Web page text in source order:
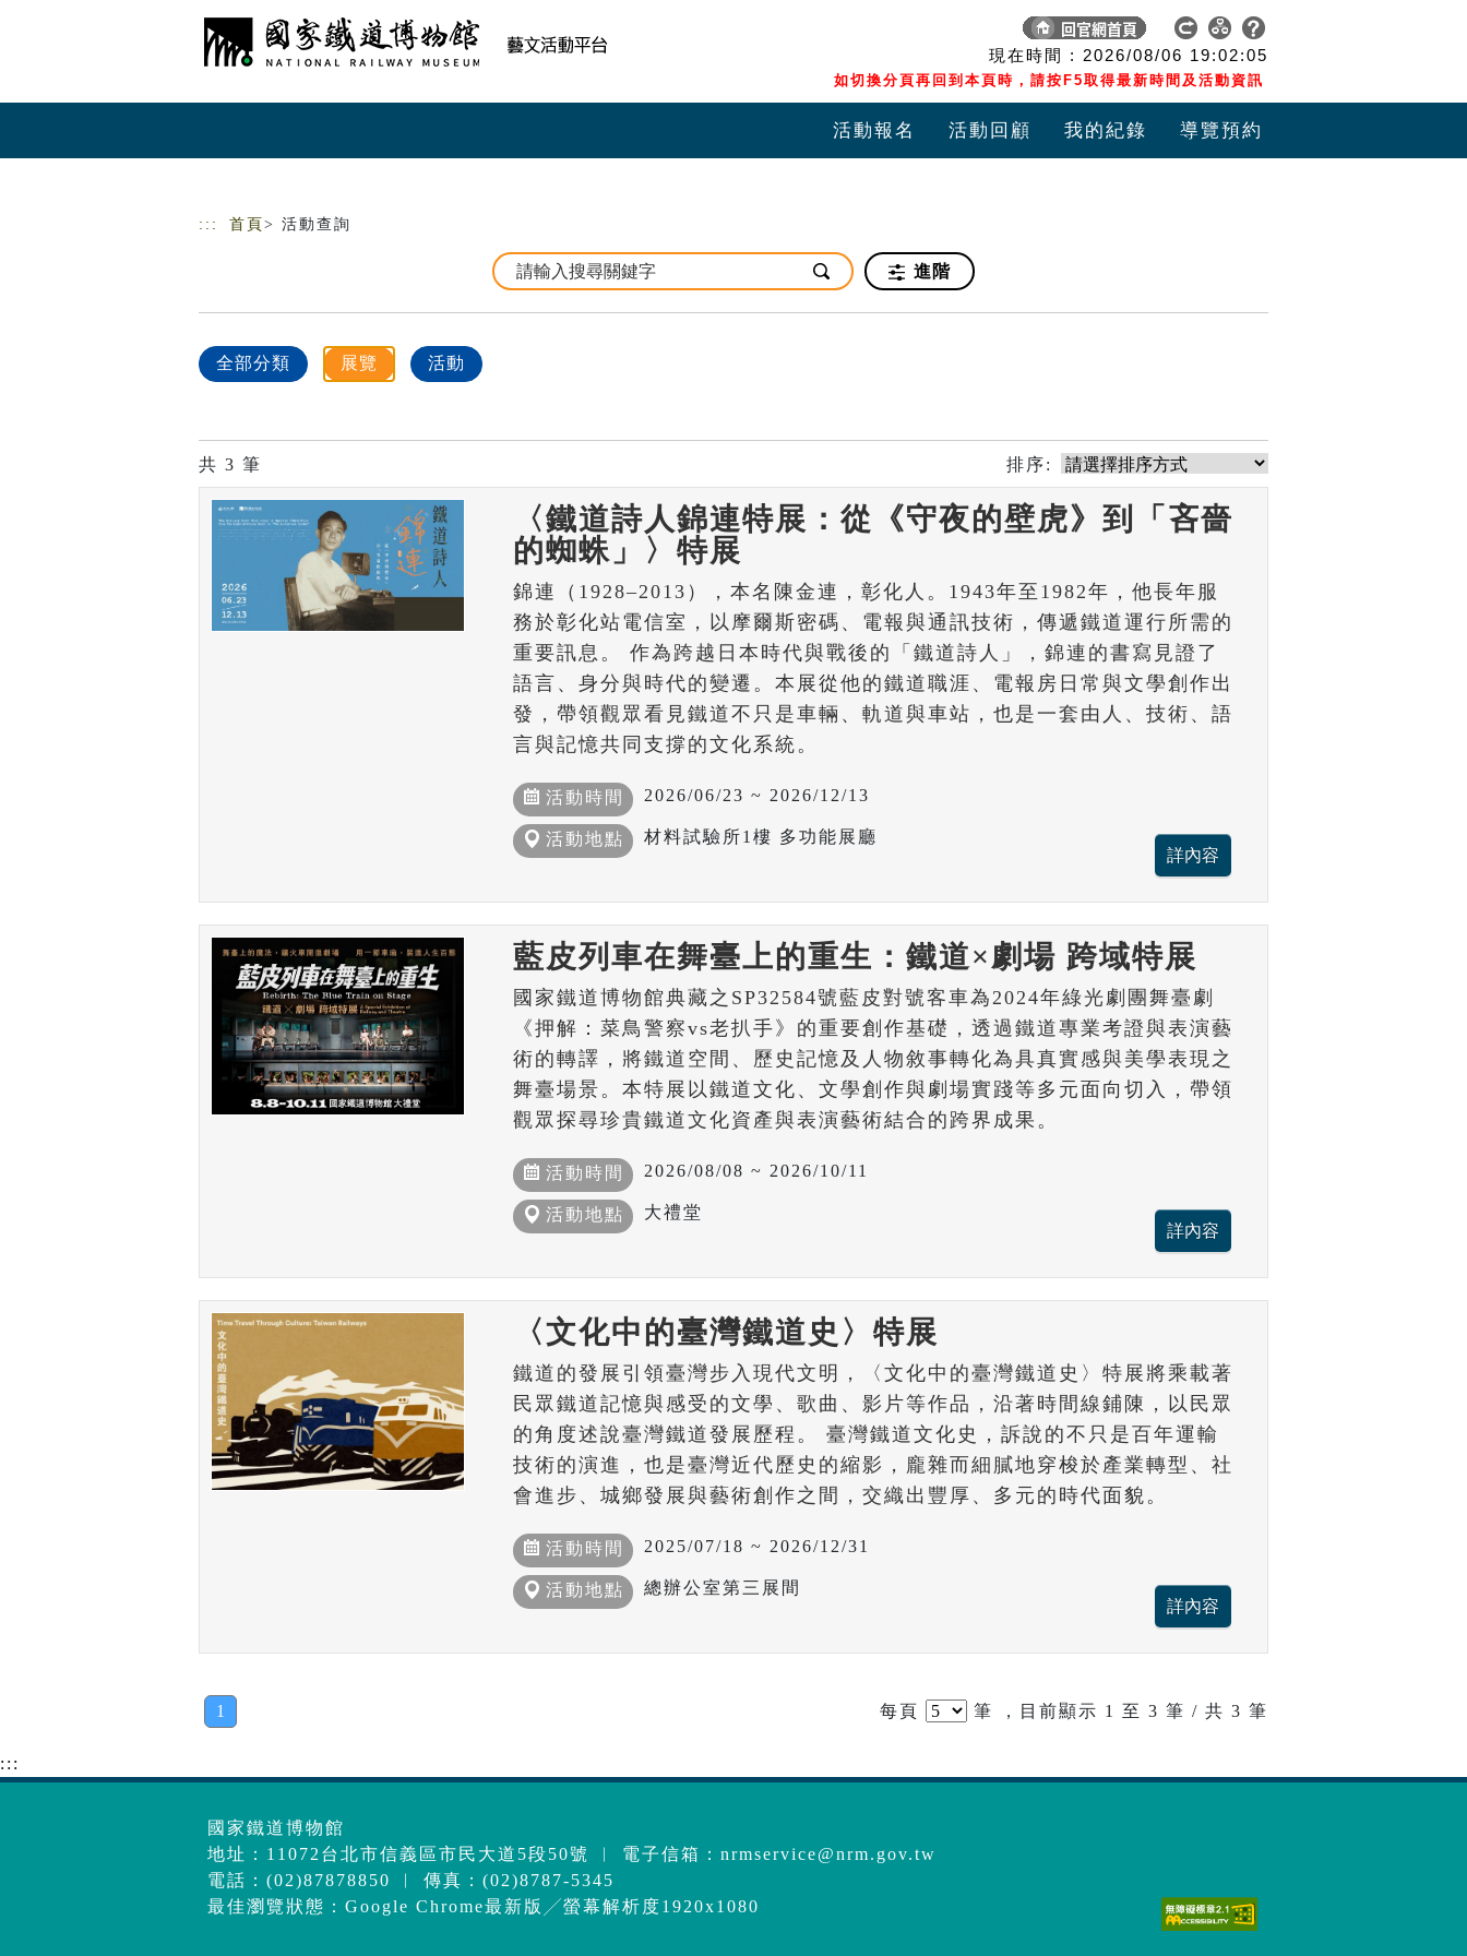
現在時間 : 2026/08/06 19:02:06
如切換分頁再回到本頁時，請按F5取得最新時間及活動資訊
活動報名 活動回顧 我的紀錄 導覽預約
::: 首頁 > 活動查詢
進階
全部分類 展覽 活動
共 3 筆 排序:
〈鐵道詩人錦連特展：從《守夜的壁虎》到「吝嗇
的蜘蛛」〉特展
錦連（1928–2013），本名陳金連，彰化人。1943年至1982年，他長年服
務於彰化站電信室，以摩爾斯密碼、電報與通訊技術，傳遞鐵道運行所需的
重要訊息。 作為跨越日本時代與戰後的「鐵道詩人」，錦連的書寫見證了
語言、身分與時代的變遷。本展從他的鐵道職涯、電報房日常與文學創作出
發，帶領觀眾看見鐵道不只是車輛、軌道與車站，也是一套由人、技術、語
言與記憶共同支撐的文化系統。
活動時間 2026/06/23 ~ 2026/12/13
活動地點 材料試驗所1樓 多功能展廳
藍皮列車在舞臺上的重生：鐵道×劇場 跨域特展
國家鐵道博物館典藏之SP32584號藍皮對號客車為2024年綠光劇團舞臺劇
《押解：菜鳥警察vs老扒手》的重要創作基礎，透過鐵道專業考證與表演藝
術的轉譯，將鐵道空間、歷史記憶及人物敘事轉化為具真實感與美學表現之
舞臺場景。本特展以鐵道文化、文學創作與劇場實踐等多元面向切入，帶領
觀眾探尋珍貴鐵道文化資產與表演藝術結合的跨界成果。
活動時間 2026/08/08 ~ 2026/10/11
活動地點 大禮堂
〈文化中的臺灣鐵道史〉特展
鐵道的發展引領臺灣步入現代文明，〈文化中的臺灣鐵道史〉特展將乘載著
民眾鐵道記憶與感受的文學、歌曲、影片等作品，沿著時間線鋪陳，以民眾
的角度述說臺灣鐵道發展歷程。 臺灣鐵道文化史，訴說的不只是百年運輸
技術的演進，也是臺灣近代歷史的縮影，龐雜而細膩地穿梭於產業轉型、社
會進步、城鄉發展與藝術創作之間，交織出豐厚、多元的時代面貌。
活動時間 2025/07/18 ~ 2026/12/31
活動地點 總辦公室第三展間
1 每頁 筆 ，目前顯示 1 至 3 筆 / 共 3 筆
:::
國家鐵道博物館
地址：11072台北市信義區市民大道5段50號 ︱ 電子信箱： nrmservice@nrm.gov.tw
電話：(02)87878850 ︱ 傳真：(02)8787-5345
最佳瀏覽狀態：Google Chrome最新版╱螢幕解析度1920x1080